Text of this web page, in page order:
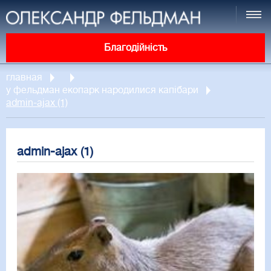
Благодійність
главная
у фельдман екопарк народилися капібари
admin-ajax (1)
admin-ajax (1)